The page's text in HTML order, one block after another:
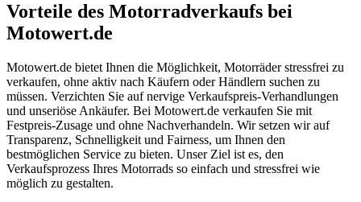
Vorteile des Motorradverkaufs bei
Motowert.de
Motowert.de bietet Ihnen die Möglichkeit, Motorräder stressfrei zu
verkaufen, ohne aktiv nach Käufern oder Händlern suchen zu
müssen. Verzichten Sie auf nervige Verkaufspreis-Verhandlungen
und unseriöse Ankäufer. Bei Motowert.de verkaufen Sie mit
Festpreis-Zusage und ohne Nachverhandeln. Wir setzen wir auf
Transparenz, Schnelligkeit und Fairness, um Ihnen den
bestmöglichen Service zu bieten. Unser Ziel ist es, den
Verkaufsprozess Ihres Motorrads so einfach und stressfrei wie
möglich zu gestalten.